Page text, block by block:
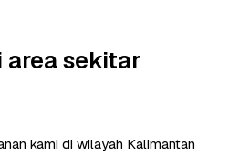
sekitar
kami di wilayah Kalimantan